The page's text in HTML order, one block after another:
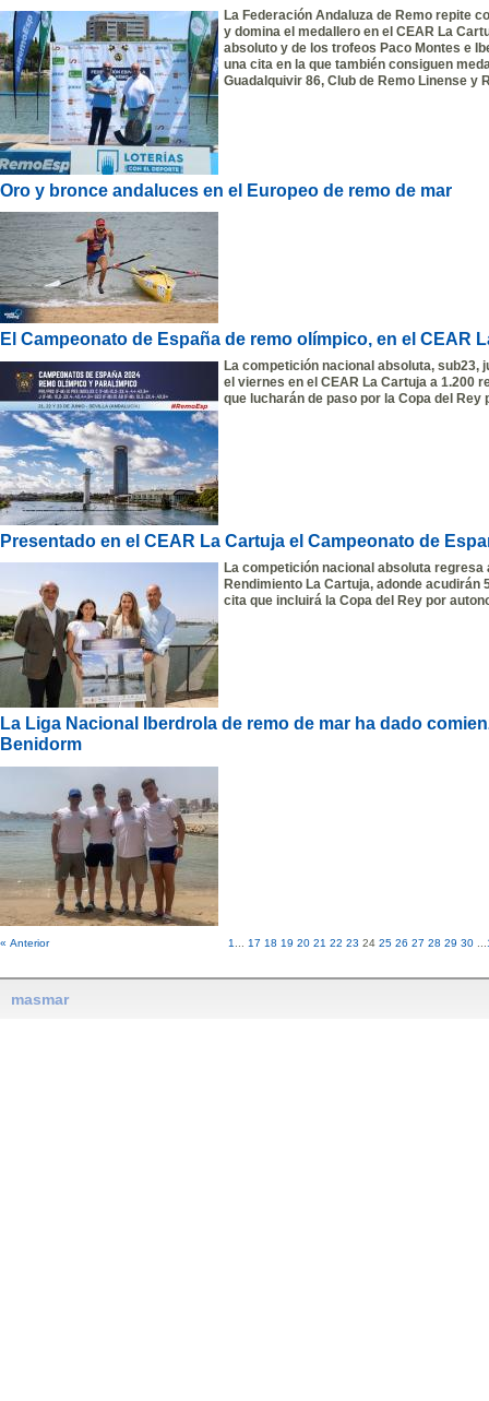
La Federación Andaluza de Remo repite
y domina el medallero en el CEAR La
absoluto y de los trofeos Paco Montes e
una cita en la que también consiguen
Guadalquivir 86, Club de Remo Linense y
Oro y bronce andaluces en el Europeo de remo de mar
El Campeonato de España de remo olímpico, en el CEAR
La competición nacional absoluta,
el viernes en el CEAR La Cartuja a 1.200
que lucharán de paso por la Copa del Rey
Presentado en el CEAR La Cartuja el Campeonato de
La competición nacional absoluta
Rendimiento La Cartuja, adonde
cita que incluirá la Copa del Rey por
La Liga Nacional Iberdrola de remo de mar ha dado
Benidorm
« Anterior 1 17 18 19 20 21 22 23 24 25 26 27 28 29 30
masmar